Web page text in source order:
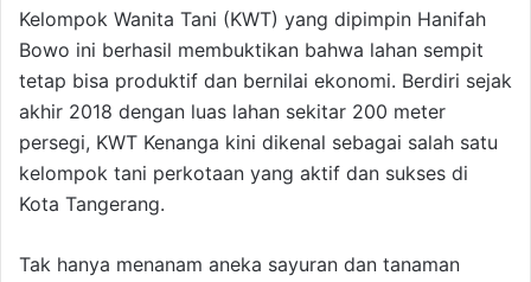
Kelompok Wanita Tani (KWT) yang dipimpin Hanifah
Bowo ini berhasil membuktikan bahwa lahan sempit
tetap bisa produktif dan bernilai ekonomi. Berdiri sejak
akhir 2018 dengan luas lahan sekitar 200 meter
persegi, KWT Kenanga kini dikenal sebagai salah satu
kelompok tani perkotaan yang aktif dan sukses di
Kota Tangerang.
Tak hanya menanam aneka sayuran dan tanaman